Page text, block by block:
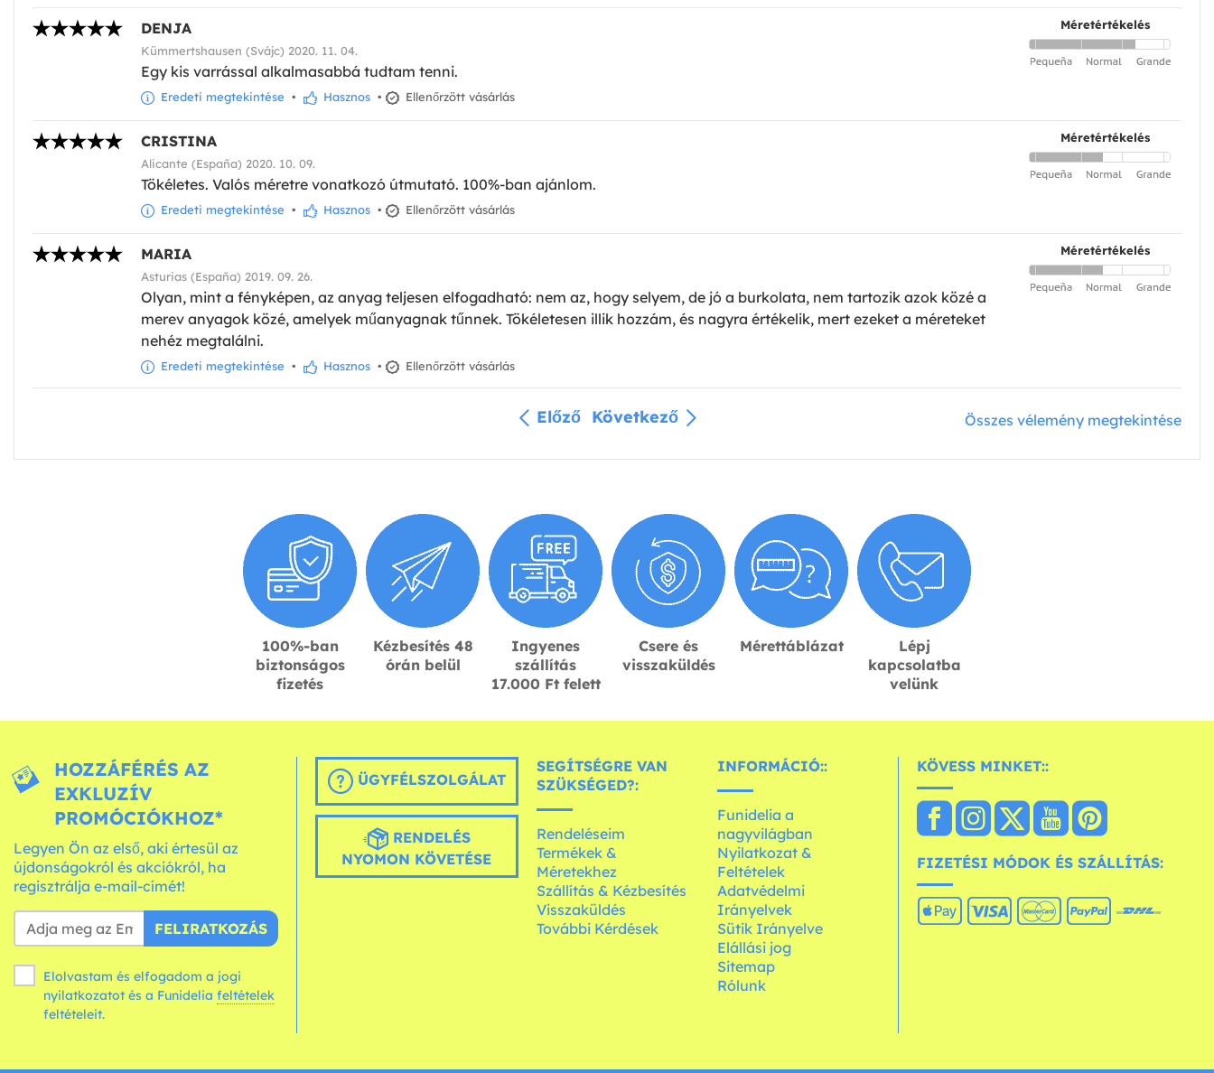
Méretértékelés
DENJA
Kümmertshausen (Svájc) 2020. 11. 04.
Egy kis varrással alkalmasabbá tudtam tenni.
Eredeti megtekintése • Hasznos • Ellenőrzött vásárlás
Méretértékelés
CRISTINA
Alicante (España) 2020. 10. 09.
Tökéletes. Valós méretre vonatkozó útmutató. 100%-ban ajánlom.
Eredeti megtekintése • Hasznos • Ellenőrzött vásárlás
Méretértékelés
MARIA
Asturias (España) 2019. 09. 26.
Olyan, mint a fényképen, az anyag teljesen elfogadható: nem az, hogy selyem, de jó a burkolata, nem tartozik azok közé a
merev anyagok közé, amelyek műanyagnak tűnnek. Tökéletesen illik hozzám, és nagyra értékelik, mert ezeket a méreteket
nehéz megtalálni.
Eredeti megtekintése • Hasznos • Ellenőrzött vásárlás
Előző Következő Összes vélemény megtekintése
100%-ban
biztonságos
fizetés
Kézbesítés 48
órán belül
Ingyenes
szállítás
17.000 Ft felett
Csere és
visszaküldés
Mérettáblázat
Lépj
kapcsolatba
velünk
HOZZÁFÉRÉS AZ
EXKLUZÍV
PROMÓCIÓKHOZ*
Legyen Ön az első, aki értesül az
újdonságokról és akciókról, ha
regisztrálja e-mail-címét!
FELIRATKOZÁS
Elolvastam és elfogadom a jogi
nyilatkozatot és a Funidelia feltételek
feltételeit.
ÜGYFÉLSZOLGÁLAT
RENDELÉS
NYOMON KÖVETÉSE
SEGÍTSÉGRE VAN
SZÜKSÉGED?:
Rendeléseim
Termékek &
Méretekhez
Szállítás & Kézbesítés
Visszaküldés
További Kérdések
INFORMÁCIÓ::
Funidelia a
nagyvilágban
Nyilatkozat &
Feltételek
Adatvédelmi
Irányelvek
Sütik Irányelve
Elállási jog
Sitemap
Rólunk
KÖVESS MINKET::
FIZETÉSI MÓDOK ÉS SZÁLLÍTÁS: